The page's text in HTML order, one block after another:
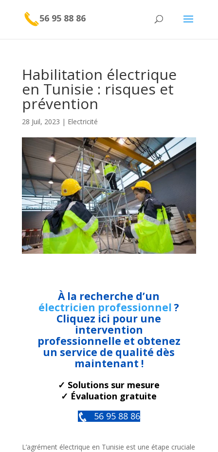
56 95 88 86
Habilitation électrique
en Tunisie : risques et
prévention
28 Juil, 2023 | Electricité
À la recherche d’un
électricien professionnel?
Cliquez ici pour une
intervention
professionnelle et obtenez
un service de qualité dès
maintenant !
✓ Solutions sur mesure
✓ Évaluation gratuite
56 95 88 86
L’agrément électrique en Tunisie est une étape cruciale